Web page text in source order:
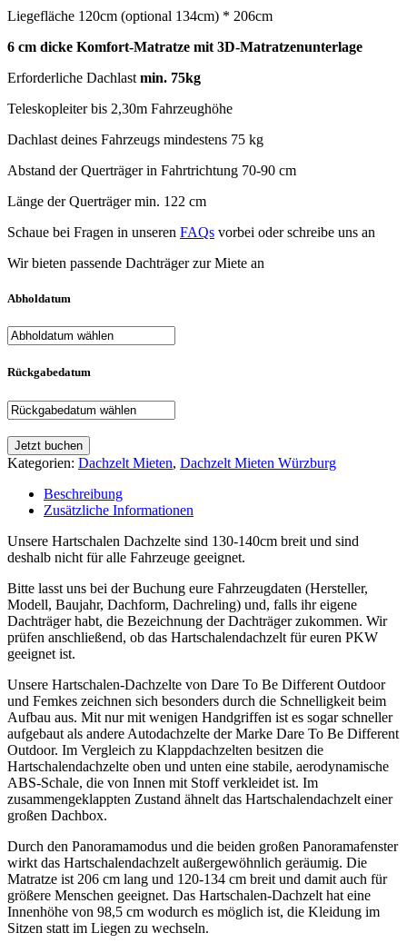
Liegefläche 120cm (optional 134cm) * 206cm
6 cm dicke Komfort-Matratze mit 3D-Matratzenunterlage
Erforderliche Dachlast min. 75kg
Teleskopleiter bis 2,30m Fahrzeughöhe
Dachlast deines Fahrzeugs mindestens 75 kg
Abstand der Querträger in Fahrtrichtung 70-90 cm
Länge der Querträger min. 122 cm
Schaue bei Fragen in unseren FAQs vorbei oder schreibe uns an
Wir bieten passende Dachträger zur Miete an
Abholdatum
Rückgabedatum
Jetzt buchen
Kategorien: Dachzelt Mieten, Dachzelt Mieten Würzburg
Beschreibung
Zusätzliche Informationen
Unsere Hartschalen Dachzelte sind 130-140cm breit und sind
deshalb nicht für alle Fahrzeuge geeignet.
Bitte lasst uns bei der Buchung eure Fahrzeugdaten (Hersteller,
Modell, Baujahr, Dachform, Dachreling) und, falls ihr eigene
Dachträger habt, die Bezeichnung der Dachträger zukommen. Wir
prüfen anschließend, ob das Hartschalendachzelt für euren PKW
geeignet ist.
Unsere Hartschalen-Dachzelte von Dare To Be Different Outdoor
und Femkes zeichnen sich besonders durch die Schnelligkeit beim
Aufbau aus. Mit nur mit wenigen Handgriffen ist es sogar schneller
aufgebaut als andere Autodachzelte der Marke Dare To Be Different
Outdoor. Im Vergleich zu Klappdachzelten besitzen die
Hartschalendachzelte oben und unten eine stabile, aerodynamische
ABS-Schale, die von Innen mit Stoff verkleidet ist. Im
zusammengeklappten Zustand ähnelt das Hartschalendachzelt einer
großen Dachbox.
Durch den Panoramamodus und die beiden großen Panoramafenster
wirkt das Hartschalendachzelt außergewöhnlich geräumig. Die
Matratze ist 206 cm lang und 120-134 cm breit und damit auch für
größere Menschen geeignet. Das Hartschalen-Dachzelt hat eine
Innenhöhe von 98,5 cm wodurch es möglich ist, die Kleidung im
Sitzen statt im Liegen zu wechseln.